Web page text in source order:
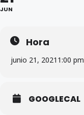
JUN
Hora
junio 21, 2021 1:00 pm
GOOGLECAL